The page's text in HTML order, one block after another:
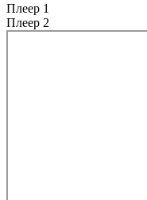
Плеер 1
Плеер 2